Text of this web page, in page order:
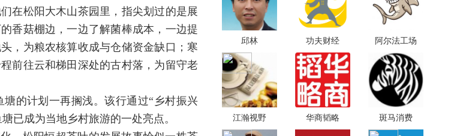
在松阳大木山茶园里，指尖划过的是展
香菇棚边，一边了解菌棒成本，一边提
，为粮农核算收成与仓储资金缺口；寒
前往云和梯田深处的古村落，为留守老
的计划一再搁浅。该行通过“乡村振兴
已成为当地乡村旅游的一处亮点。
邱林 功夫财经 阿尔法工场
江瀚视野 华商韬略 斑马消费